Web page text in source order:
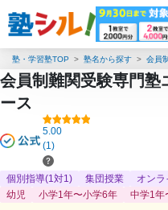
塾・学習塾TOP 塾名から探す 会員
会員制難関受験専門塾
ース
5.00
(1)
個別指導(1対1) 集団授業
オン
幼児
小学1年〜小学6年 中学1年